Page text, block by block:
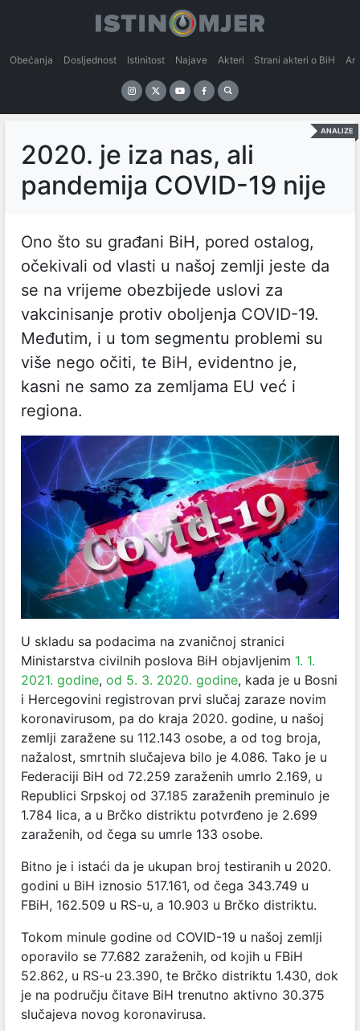
Obećanja Dosljednost Istinitost Najave Akteri Strani akteri o BiH
ANALIZE
2020. je iza nas, ali
pandemija COVID-19 nije
Ono što su građani BiH, pored ostalog,
očekivali od vlasti u našoj zemlji jeste da
se na vrijeme obezbijede uslovi za
vakcinisanje protiv oboljenja COVID-19.
Međutim, i u tom segmentu problemi su
više nego očiti, te BiH, evidentno je,
kasni ne samo za zemljama EU već i
regiona.
U skladu sa podacima na zvaničnoj stranici
Ministarstva civilnih poslova BiH objavljenim 1. 1.
2021. godine, od 5. 3. 2020. godine, kada je u Bosni
i Hercegovini registrovan prvi slučaj zaraze novim
koronavirusom, pa do kraja 2020. godine, u našoj
zemlji zaražene su 112.143 osobe, a od tog broja,
nažalost, smrtnih slučajeva bilo je 4.086. Tako je u
Federaciji BiH od 72.259 zaraženih umrlo 2.169, u
Republici Srpskoj od 37.185 zaraženih preminulo je
1.784 lica, a u Brčko distriktu potvrđeno je 2.699
zaraženih, od čega su umrle 133 osobe.
Bitno je i istaći da je ukupan broj testiranih u 2020.
godini u BiH iznosio 517.161, od čega 343.749 u
FBiH, 162.509 u RS-u, a 10.903 u Brčko distriktu.
Tokom minule godine od COVID-19 u našoj zemlji
oporavilo se 77.682 zaraženih, od kojih u FBiH
52.862, u RS-u 23.390, te Brčko distriktu 1.430, dok
je na području čitave BiH trenutno aktivno 30.375
slučajeva novog koronavirusa.